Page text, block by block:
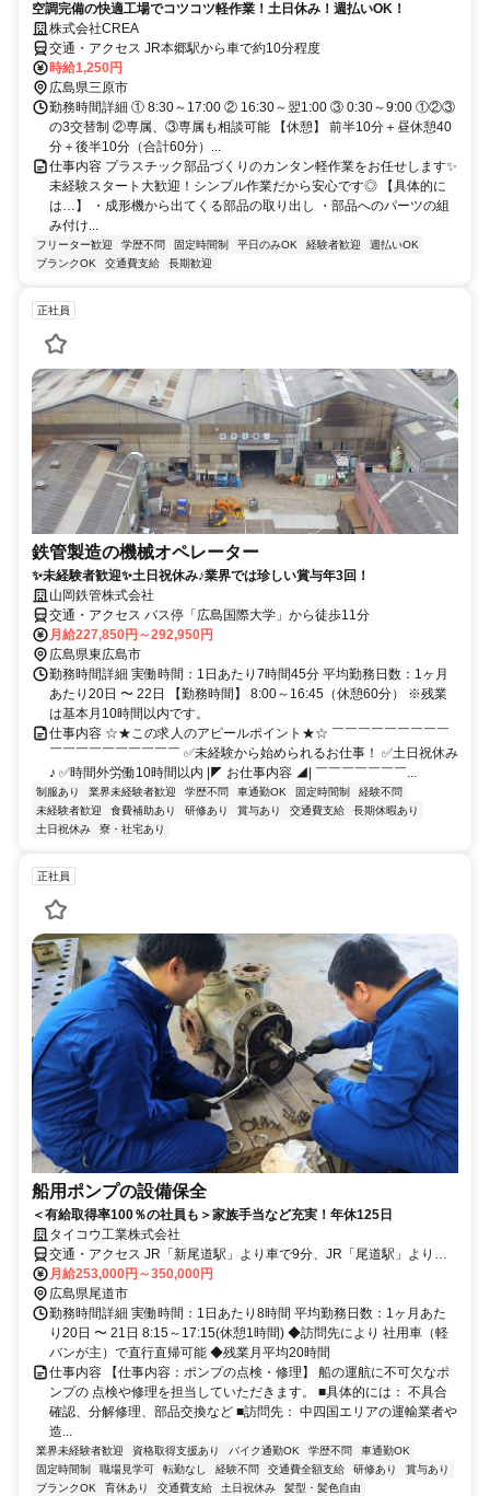
空調完備の快適工場でコツコツ軽作業！土日休み！週払いOK！
株式会社CREA
交通・アクセス JR本郷駅から車で約10分程度
時給1,250円
広島県三原市
勤務時間詳細 ① 8:30～17:00 ② 16:30～翌1:00 ③ 0:30～9:00 ①②③
の3交替制 ②専属、③専属も相談可能 【休憩】 前半10分＋昼休憩40
分＋後半10分（合計60分）...
仕事内容 プラスチック部品づくりのカンタン軽作業をお任せします✨
未経験スタート大歓迎！シンプル作業だから安心です◎ 【具体的に
は…】 ・成形機から出てくる部品の取り出し ・部品へのパーツの組
み付け...
フリーター歓迎 学歴不問 固定時間制 平日のみOK 経験者歓迎
週払いOK
ブランクOK
交通費支給 長期歓迎
正社員
鉄管製造の機械オペレーター
✨未経験者歓迎✨土日祝休み♪業界では珍しい賞与年3回！
山岡鉄管株式会社
交通・アクセス バス停「広島国際大学」から徒歩11分
月給227,850円～292,950円
広島県東広島市
勤務時間詳細 実働時間：1日あたり7時間45分 平均勤務日数：1ヶ月
あたり20日 〜 22日 【勤務時間】 8:00～16:45（休憩60分） ※残業
は基本月10時間以内です。
仕事内容 ☆★この求人のアピールポイント★☆ ￣￣￣￣￣￣￣￣￣
￣￣￣￣￣￣￣￣￣￣ ✅未経験から始められるお仕事！ ✅土日祝休み
♪ ✅時間外労働10時間以内 |◤ お仕事内容 ◢| ￣￣￣￣￣￣￣...
制服あり 業界未経験者歓迎 学歴不問 車通勤OK 固定時間制
経験不問
未経験者歓迎
食費補助あり 研修あり 賞与あり 交通費支給
長期休暇あり
土日祝休み
寮・社宅あり
正社員
船用ポンプの設備保全
＜有給取得率100％の社員も＞家族手当など充実！年休125日
タイコウ工業株式会社
交通・アクセス JR「新尾道駅」より車で9分、JR「尾道駅」より車
で12分
月給253,000円～350,000円
広島県尾道市
勤務時間詳細 実働時間：1日あたり8時間 平均勤務日数：1ヶ月あた
り20日 〜 21日 8:15～17:15(休憩1時間) ◆訪問先により 社用車（軽
バンが主）で直行直帰可能 ◆残業月平均20時間
仕事内容 【仕事内容：ポンプの点検・修理】 船の運航に不可欠なポ
ンプの 点検や修理を担当していただきます。 ■具体的には： 不具合
確認、分解修理、部品交換など ■訪問先： 中四国エリアの運輸業者や
造...
業界未経験者歓迎 資格取得支援あり バイク通勤OK 学歴不問
車通勤OK
固定時間制
職場見学可 転勤なし 経験不問 交通費全額支給 研修あり
賞与あり
ブランクOK
育休あり 交通費支給 土日祝休み 髪型・髪色自由